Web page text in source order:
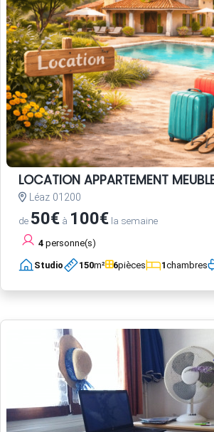
LOCATION APPARTEMENT
Léaz 01200
de 50€ à 100€ la semaine
4 personne(s)
Studio 150m² 6pièces 1chambres